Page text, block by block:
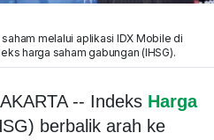
melalui aplikasi IDX Mobile di
harga saham gabungan (IHSG).
-- Indeks Harga
berbalik arah ke